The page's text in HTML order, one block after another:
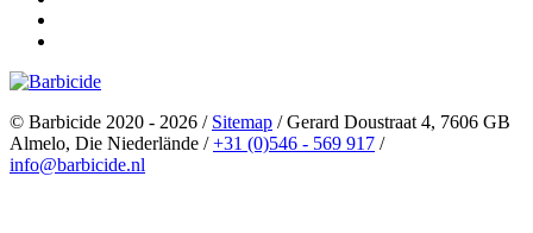
© Barbicide 2020 - 2026 / Sitemap /Gerard Doustraat 4, 7606 GB
Almelo, Die Niederlände / +31 (0)546 - 569 917 /
info@barbicide.nl